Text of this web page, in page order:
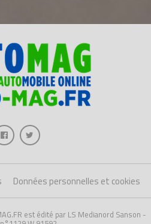
Données personnelles et cookies
est édité par LS Medianord Sanson -